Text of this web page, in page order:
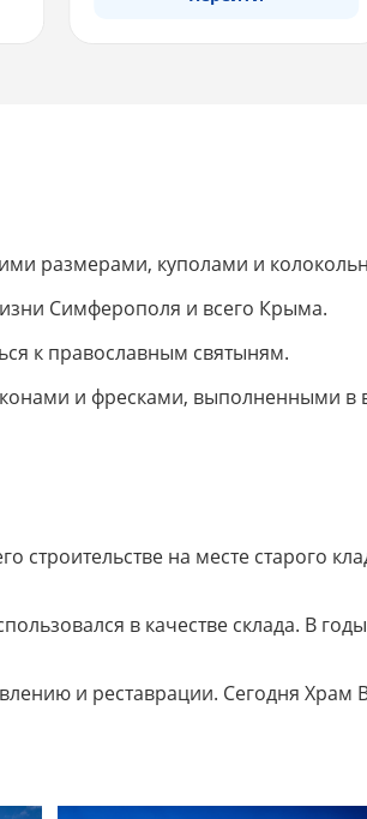
размерами, куполами и
Симферополя и всего Крыма.
к православным святыням.
и фресками, выполненными в
строительстве на месте старого
в качестве склада. В
и реставрации. Сегодня Храм